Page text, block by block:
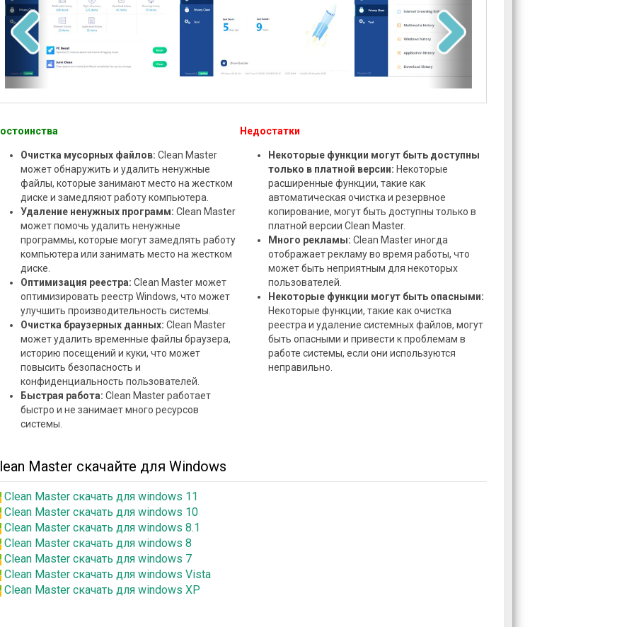
Очистка мусорных файлов: Clean Master
может обнаружить и удалить ненужные
файлы, которые занимают место на жестком
диске и замедляют работу компьютера.
Удаление ненужных программ: Clean Master
может помочь удалить ненужные
программы, которые могут замедлять работу
компьютера или занимать место на жестком
диске.
Оптимизация реестра: Clean Master может
оптимизировать реестр Windows, что может
улучшить производительность системы.
Очистка браузерных данных: Clean Master
может удалить временные файлы браузера,
историю посещений и куки, что может
повысить безопасность и
конфиденциальность пользователей.
Быстрая работа: Clean Master работает
быстро и не занимает много ресурсов
системы.
Недостатки
Некоторые функции могут быть доступны
только в платной версии: Некоторые
расширенные функции, такие как
автоматическая очистка и резервное
копирование, могут быть доступны только в
платной версии Clean Master.
Много рекламы: Clean Master иногда
отображает рекламу во время работы, что
может быть неприятным для некоторых
пользователей.
Некоторые функции могут быть опасными:
Некоторые функции, такие как очистка
реестра и удаление системных файлов, могут
быть опасными и привести к проблемам в
работе системы, если они используются
неправильно.
Master скачайте для Windows
Clean Master скачать для windows 11
Clean Master скачать для windows 10
Clean Master скачать для windows 8.1
Clean Master скачать для windows 8
Clean Master скачать для windows 7
Clean Master скачать для windows Vista
Clean Master скачать для windows XP